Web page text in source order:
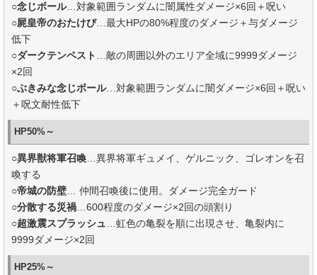
○念じボール…対象範囲ランダムに闇属性ダメージ×6回＋呪い
○屍皇帝のおたけび…最大HPの80%程度のダメージ＋与ダメージ
低下
○ダークテンペスト
…敵の周囲以外のエリア全域に9999ダメージ
×2回
○ぶきみな念じボール…対象範囲ランダムに闇ダメージ×6回＋呪い
＋呪文耐性低下
HP50%～
○異界獣将軍召喚 …異界将軍ギュメイ、ゲルニック、ゴレオンを召
喚する
○帝城の防壁 … 仲間召喚後に使用。ダメージ完全ガード
○分散する災禍 …600程度のダメージ×2回の頭割り
○超激震スプラッシュ
…虹色の亀裂を順に出現させ、亀裂内に
9999ダメージ×2回
HP25%～